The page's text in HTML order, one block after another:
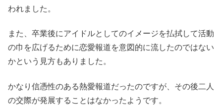
われました。
また、卒業後にアイドルとしてのイメージを払拭して活動
の巾を広げるために恋愛報道を意図的に流したのではない
かという見方もありました。
かなり信憑性のある熱愛報道だったのですが、その後二人
の交際が発展することはなかったようです。